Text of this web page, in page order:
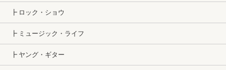
┣ ロック・ショウ
┣ ミュージック・ライフ
┣ ヤング・ギター